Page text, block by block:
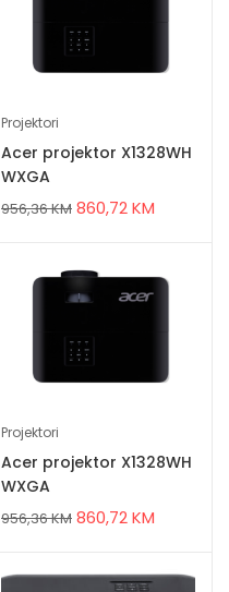
Projektori
Acer projektor X1328WH
WXGA
956,36KM 860,72KM
Projektori
Acer projektor X1328WH
WXGA
956,36KM 860,72KM